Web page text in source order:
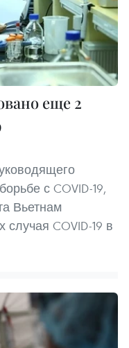
еще 2
с COVID-19,
Вьетнам
COVID-19 в